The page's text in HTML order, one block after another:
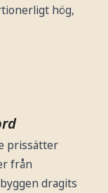
hög,
prissätter
från
dragits